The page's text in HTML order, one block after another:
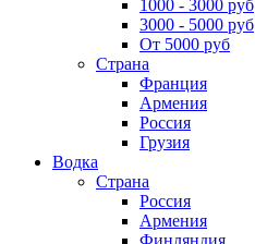
1000 - 3000 руб
3000 - 5000 руб
От 5000 руб
Страна
Франция
Армения
Россия
Грузия
Водка
Страна
Россия
Армения
Финляндия